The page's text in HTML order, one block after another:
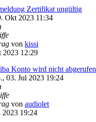
Zertifikat ungültig
Okt 2023 11:34
von kissi
2023 12:29
Konto wird nicht abgerufen
03. Jul 2023 19:24
von audiolet
2023 19:24